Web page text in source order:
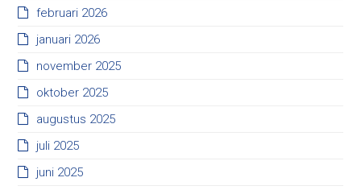
februari 2026
januari 2026
november 2025
oktober 2025
augustus 2025
juli 2025
juni 2025